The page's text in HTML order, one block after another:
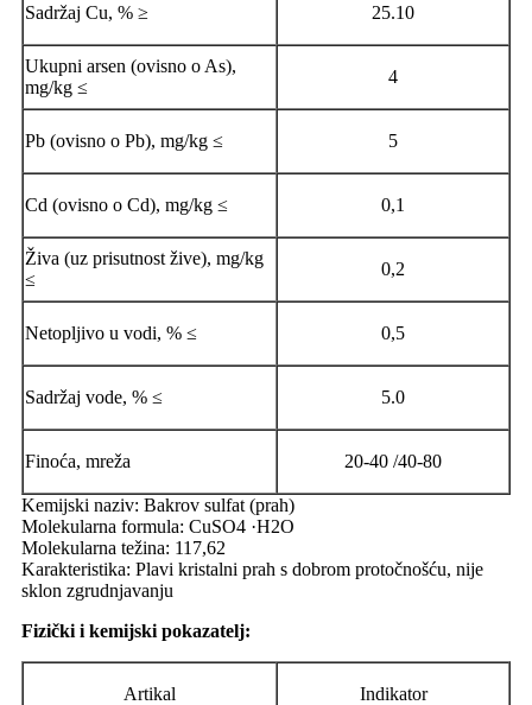
Sadržaj Cu, % ≥ 25.10
Ukupni arsen (ovisno o As),
mg/kg ≤
4
Pb (ovisno o Pb), mg/kg ≤ 5
Cd (ovisno o Cd), mg/kg ≤ 0,1
Živa (uz prisutnost žive), mg/kg
≤
0,2
Netopljivo u vodi, % ≤ 0,5
Sadržaj vode, % ≤ 5.0
Finoća, mreža 20-40 /40-80
Kemijski naziv: Bakrov sulfat (prah)
Molekularna formula: CuSO4 ·H2O
Molekularna težina: 117,62
Karakteristika: Plavi kristalni prah s dobrom protočnošću, nije
sklon zgrudnjavanju
Fizički i kemijski pokazatelj:
Artikal Indikator